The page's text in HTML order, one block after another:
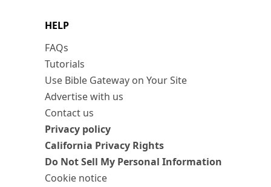
HELP
FAQs
Tutorials
Use Bible Gateway on Your Site
Advertise with us
Contact us
Privacy policy
California Privacy Rights
Do Not Sell My Personal Information
Cookie notice